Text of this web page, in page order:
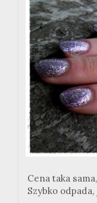
Cena taka
Szybko